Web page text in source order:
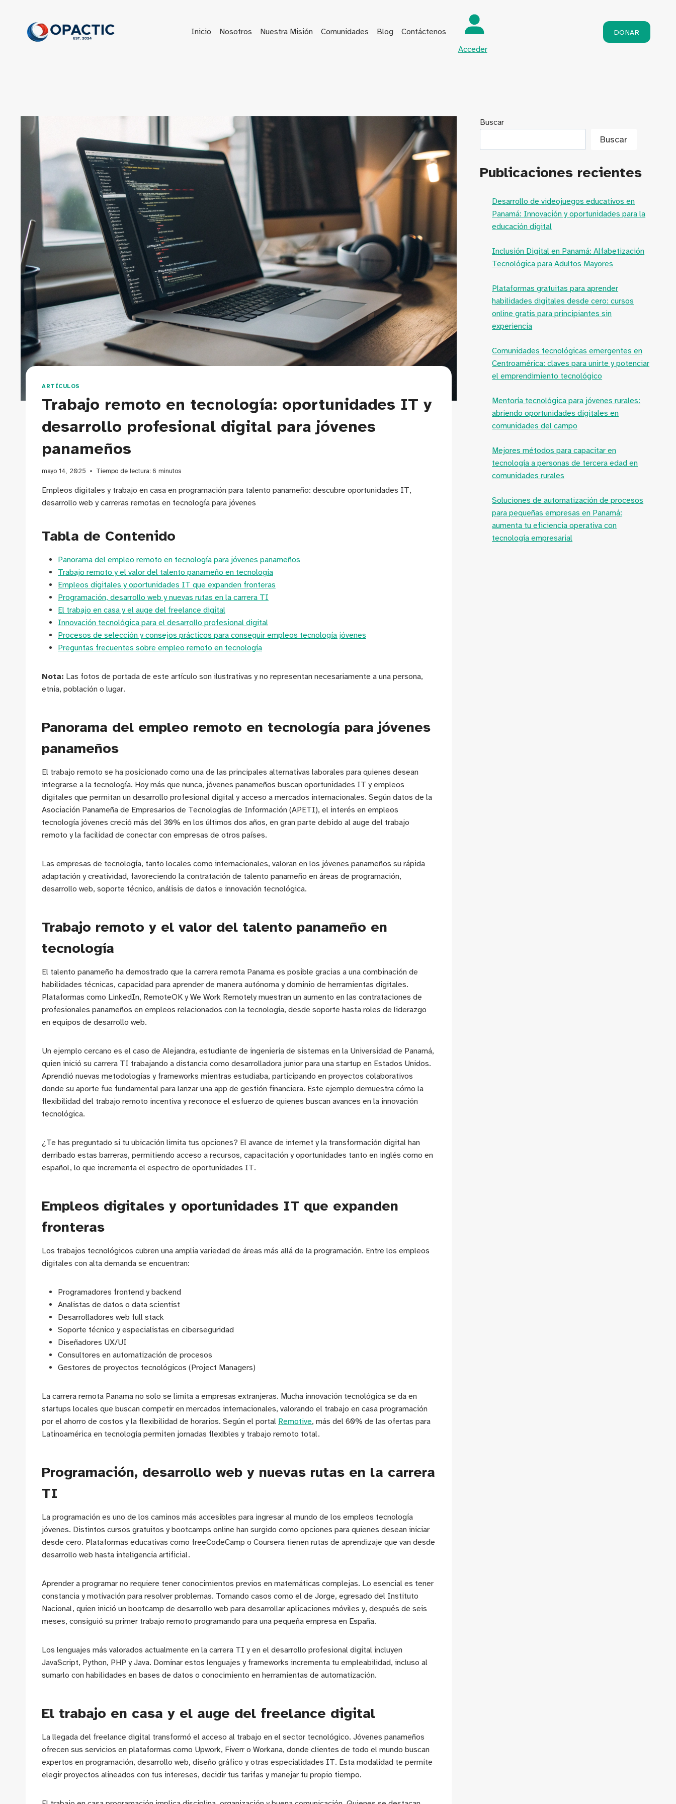
contenido
Inicio Nosotros Nuestra Misión Comunidades Blog
Contáctenos
Acceder
DONAR
ARTÍCULOS
Trabajo remoto en tecnología: oportunidades IT y
desarrollo profesional digital para jóvenes
panameños
mayo 14, 2025 Tiempo de lectura: 6 minutos
Empleos digitales y trabajo en casa en programación para talento panameño: descubre oportunidades IT,
desarrollo web y carreras remotas en tecnología para jóvenes
Tabla de Contenido
Panorama del empleo remoto en tecnología para jóvenes panameños
Trabajo remoto y el valor del talento panameño en tecnología
Empleos digitales y oportunidades IT que expanden fronteras
Programación, desarrollo web y nuevas rutas en la carrera TI
El trabajo en casa y el auge del freelance digital
Innovación tecnológica para el desarrollo profesional digital
Procesos de selección y consejos prácticos para conseguir empleos tecnología jóvenes
Preguntas frecuentes sobre empleo remoto en tecnología
Nota: Las fotos de portada de este artículo son ilustrativas y no representan necesariamente a una persona,
etnia, población o lugar.
Panorama del empleo remoto en tecnología para jóvenes
panameños
El trabajo remoto se ha posicionado como una de las principales alternativas laborales para quienes desean
integrarse a la tecnología. Hoy más que nunca, jóvenes panameños buscan oportunidades IT y empleos
digitales que permitan un desarrollo profesional digital y acceso a mercados internacionales. Según datos de la
Asociación Panameña de Empresarios de Tecnologías de Información (APETI), el interés en empleos
tecnología jóvenes creció más del 30% en los últimos dos años, en gran parte debido al auge del trabajo
remoto y la facilidad de conectar con empresas de otros países.
Las empresas de tecnología, tanto locales como internacionales, valoran en los jóvenes panameños su rápida
adaptación y creatividad, favoreciendo la contratación de talento panameño en áreas de programación,
desarrollo web, soporte técnico, análisis de datos e innovación tecnológica.
Trabajo remoto y el valor del talento panameño en
tecnología
El talento panameño ha demostrado que la carrera remota Panama es posible gracias a una combinación de
habilidades técnicas, capacidad para aprender de manera autónoma y dominio de herramientas digitales.
Plataformas como LinkedIn, RemoteOK y We Work Remotely muestran un aumento en las contrataciones de
profesionales panameños en empleos relacionados con la tecnología, desde soporte hasta roles de liderazgo
en equipos de desarrollo web.
Un ejemplo cercano es el caso de Alejandra, estudiante de ingeniería de sistemas en la Universidad de Panamá,
quien inició su carrera TI trabajando a distancia como desarrolladora junior para una startup en Estados Unidos.
Aprendió nuevas metodologías y frameworks mientras estudiaba, participando en proyectos colaborativos
donde su aporte fue fundamental para lanzar una app de gestión financiera. Este ejemplo demuestra cómo la
flexibilidad del trabajo remoto incentiva y reconoce el esfuerzo de quienes buscan avances en la innovación
tecnológica.
¿Te has preguntado si tu ubicación limita tus opciones? El avance de internet y la transformación digital han
derribado estas barreras, permitiendo acceso a recursos, capacitación y oportunidades tanto en inglés como en
español, lo que incrementa el espectro de oportunidades IT.
Empleos digitales y oportunidades IT que expanden
fronteras
Los trabajos tecnológicos cubren una amplia variedad de áreas más allá de la programación. Entre los empleos
digitales con alta demanda se encuentran:
Programadores frontend y backend
Analistas de datos o data scientist
Desarrolladores web full stack
Soporte técnico y especialistas en ciberseguridad
Diseñadores UX/UI
Consultores en automatización de procesos
Gestores de proyectos tecnológicos (Project Managers)
La carrera remota Panama no solo se limita a empresas extranjeras. Mucha innovación tecnológica se da en
startups locales que buscan competir en mercados internacionales, valorando el trabajo en casa programación
por el ahorro de costos y la flexibilidad de horarios. Según el portal Remotive, más del 60% de las ofertas para
Latinoamérica en tecnología permiten jornadas flexibles y trabajo remoto total.
Programación, desarrollo web y nuevas rutas en la carrera
TI
La programación es uno de los caminos más accesibles para ingresar al mundo de los empleos tecnología
jóvenes. Distintos cursos gratuitos y bootcamps online han surgido como opciones para quienes desean iniciar
desde cero. Plataformas educativas como freeCodeCamp o Coursera tienen rutas de aprendizaje que van desde
desarrollo web hasta inteligencia artificial.
Aprender a programar no requiere tener conocimientos previos en matemáticas complejas. Lo esencial es tener
constancia y motivación para resolver problemas. Tomando casos como el de Jorge, egresado del Instituto
Nacional, quien inició un bootcamp de desarrollo web para desarrollar aplicaciones móviles y, después de seis
meses, consiguió su primer trabajo remoto programando para una pequeña empresa en España.
Los lenguajes más valorados actualmente en la carrera TI y en el desarrollo profesional digital incluyen
JavaScript, Python, PHP y Java. Dominar estos lenguajes y frameworks incrementa tu empleabilidad, incluso al
sumarlo con habilidades en bases de datos o conocimiento en herramientas de automatización.
El trabajo en casa y el auge del freelance digital
La llegada del freelance digital transformó el acceso al trabajo en el sector tecnológico. Jóvenes panameños
ofrecen sus servicios en plataformas como Upwork, Fiverr o Workana, donde clientes de todo el mundo buscan
expertos en programación, desarrollo web, diseño gráfico y otras especialidades IT. Esta modalidad te permite
elegir proyectos alineados con tus intereses, decidir tus tarifas y manejar tu propio tiempo.
Buscar
Buscar
Publicaciones recientes
Desarrollo de videojuegos educativos en
Panamá: Innovación y oportunidades para la
educación digital
Inclusión Digital en Panamá: Alfabetización
Tecnológica para Adultos Mayores
Plataformas gratuitas para aprender
habilidades digitales desde cero: cursos
online gratis para principiantes sin
experiencia
Comunidades tecnológicas emergentes en
Centroamérica: claves para unirte y potenciar
el emprendimiento tecnológico
Mentoría tecnológica para jóvenes rurales:
abriendo oportunidades digitales en
comunidades del campo
Mejores métodos para capacitar en
tecnología a personas de tercera edad en
comunidades rurales
Soluciones de automatización de procesos
para pequeñas empresas en Panamá:
aumenta tu eficiencia operativa con
tecnología empresarial